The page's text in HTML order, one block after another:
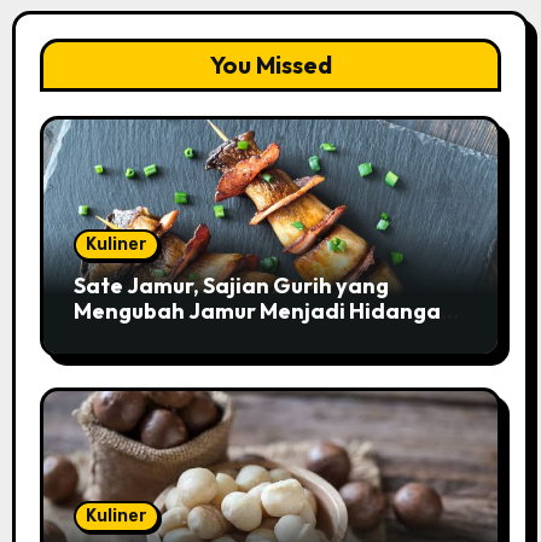
You Missed
Kuliner
Sate Jamur, Sajian Gurih yang
Mengubah Jamur Menjadi Hidangan
Kuliner